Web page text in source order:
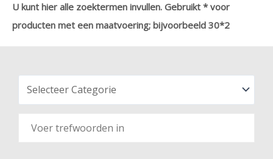
U kunt hier alle zoektermen invullen. Gebruikt * voor
producten met een maatvoering; bijvoorbeeld 30*2